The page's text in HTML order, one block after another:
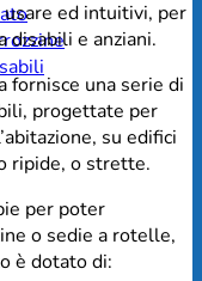
ed intuitivi, per
disabili e anziani.
fornisce una serie di
progettate per
su edifici
ripide, o strette.
per poter
o sedie a rotelle,
è dotato di: